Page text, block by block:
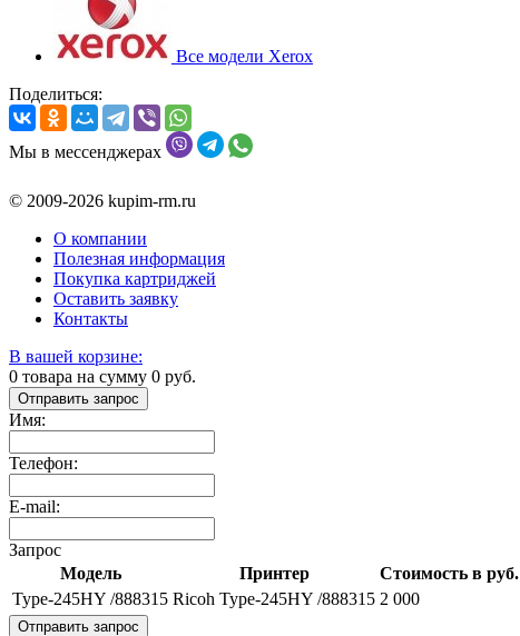
Все модели Xerox
Поделиться:
Мы в мессенджерах
© 2009-2026 kupim-rm.ru
О компании
Полезная информация
Покупка картриджей
Оставить заявку
Контакты
В вашей корзине:
0 товара на сумму 0 руб.
Отправить запрос
Имя:
Телефон:
E-mail:
Запрос
Модель
Принтер Стоимость в руб.
Type-245HY /888315 Ricoh Type-245HY /888315 2 000
Отправить запрос